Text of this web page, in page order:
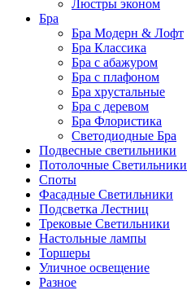
Люстры эконом
Бра
Бра Модерн & Лофт
Бра Классика
Бра с абажуром
Бра с плафоном
Бра хрустальные
Бра с деревом
Бра Флористика
Светодиодные Бра
Подвесные светильники
Потолочные Светильники
Споты
Фасадные Светильники
Подсветка Лестниц
Трековые Светильники
Настольные лампы
Торшеры
Уличное освещение
Разное